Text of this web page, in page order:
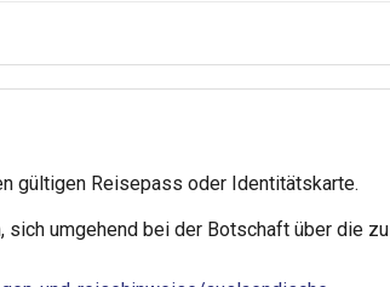
gültigen Reisepass oder Identitätskarte.
umgehend bei der Botschaft über die zu